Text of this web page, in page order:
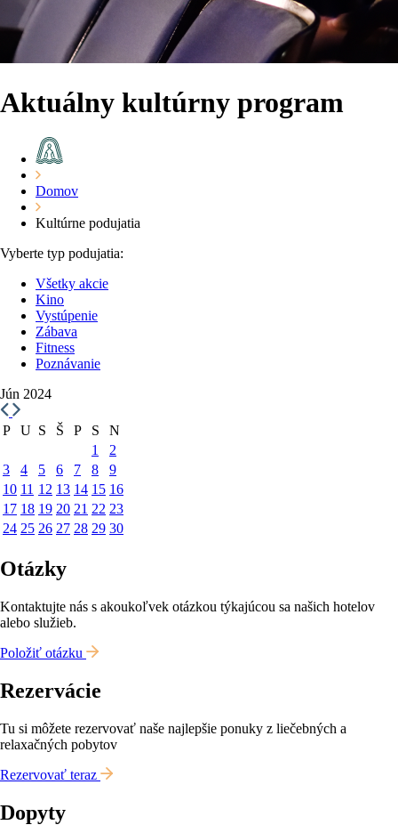
Aktuálny kultúrny program
Domov
Kultúrne podujatia
Vyberte typ podujatia:
Všetky akcie
Kino
Vystúpenie
Zábava
Fitness
Poznávanie
Jún 2024
P U S Š P S
N
1
2
3
4 5 6 7 8
9
10 11 12 13 14 15 16
17 18 19 20 21 22 23
24 25 26 27 28 29 30
Otázky
Kontaktujte nás s akoukoľvek otázkou týkajúcou sa našich hotelov
alebo služieb.
Položiť otázku
Rezervácie
Tu si môžete rezervovať naše najlepšie ponuky z liečebných a
relaxačných pobytov
Rezervovať teraz
Dopyty